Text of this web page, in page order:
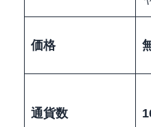
価格
通貨数